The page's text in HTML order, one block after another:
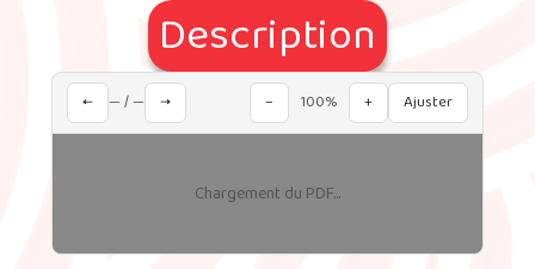
Description
← — / — → − 100% + Ajuster
Chargement du PDF...